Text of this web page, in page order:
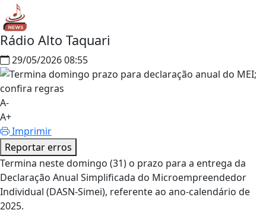
Rádio Alto Taquari
29/05/2026 08:55
A-
A+
Imprimir
Reportar erros
Termina neste domingo (31) o prazo para a entrega da
Declaração Anual Simplificada do Microempreendedor
Individual (DASN-Simei), referente ao ano-calendário de
2025.